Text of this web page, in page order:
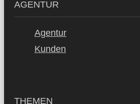
AGENTUR
Agentur
Kunden
THEMEN